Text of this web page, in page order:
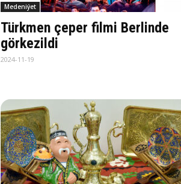
Medeniýet
Türkmen çeper filmi Berlinde
görkezildi
2024-11-19